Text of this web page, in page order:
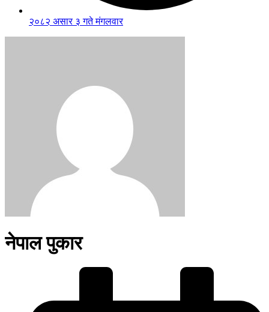
२०८२ असार ३ गते मंगलवार
नेपाल पुकार